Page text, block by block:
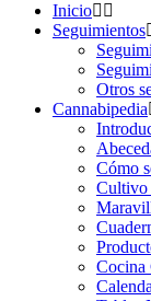
Inicio
Seguimientos
Otros
Cannabipedia
Cómo
Cultivo
Cocina